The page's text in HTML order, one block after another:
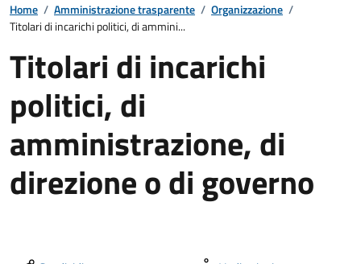
Home / Amministrazione trasparente / Organizzazione /
Titolari di incarichi politici, di ammini...
Titolari di incarichi
politici, di
amministrazione, di
direzione o di governo